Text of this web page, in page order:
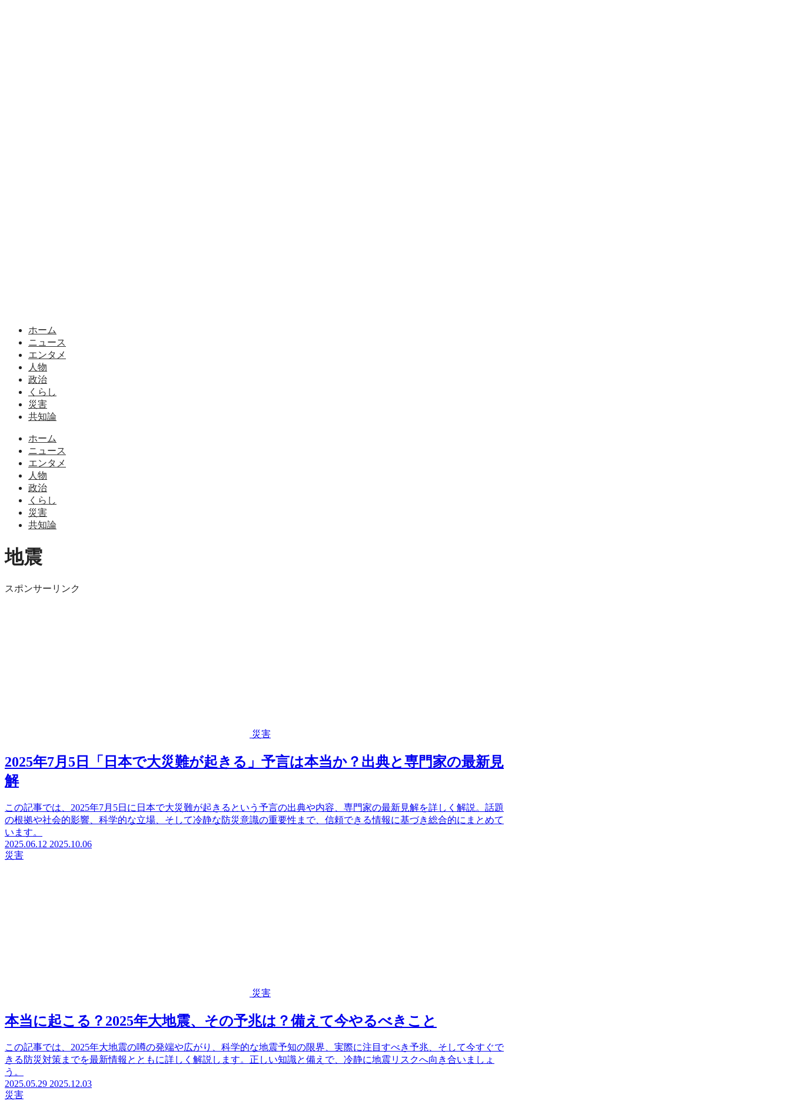
ホーム
ニュース
エンタメ
人物
政治
くらし
災害
共知論
ホーム
ニュース
エンタメ
人物
政治
くらし
災害
共知論
地震
スポンサーリンク
災害
2025年7月5日「日本で大災難が起きる」予言は本当か？出典と専門家の最新見
解
この記事では、2025年7月5日に日本で大災難が起きるという予言の出典や内容、専門家の最新見解を詳しく解説。話題
の根拠や社会的影響、科学的な立場、そして冷静な防災意識の重要性まで、信頼できる情報に基づき総合的にまとめて
います。
2025.06.12 2025.10.06
災害
災害
本当に起こる？2025年大地震、その予兆は？備えて今やるべきこと
この記事では、2025年大地震の噂の発端や広がり、科学的な地震予知の限界、実際に注目すべき予兆、そして今すぐで
きる防災対策までを最新情報とともに詳しく解説します。正しい知識と備えで、冷静に地震リスクへ向き合いましょ
う。
2025.05.29 2025.12.03
災害